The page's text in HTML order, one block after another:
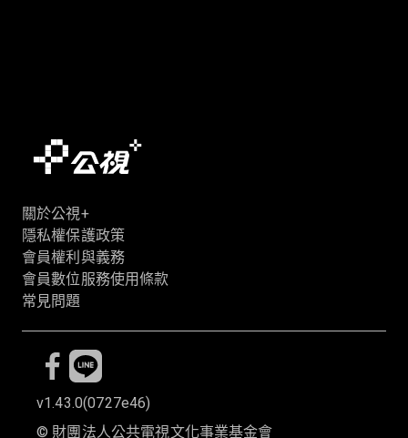
關於公視+
隱私權保護政策
會員權利與義務
會員數位服務使用條款
常見問題
v1.43.0(0727e46)
© 財團法人公共電視文化事業基金會